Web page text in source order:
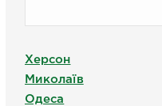
Херсон
Миколаїв
Одеса